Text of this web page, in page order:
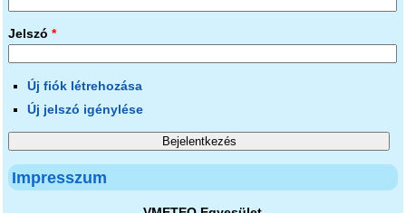
Jelszó *
Új fiók létrehozása
Új jelszó igénylése
Impresszum